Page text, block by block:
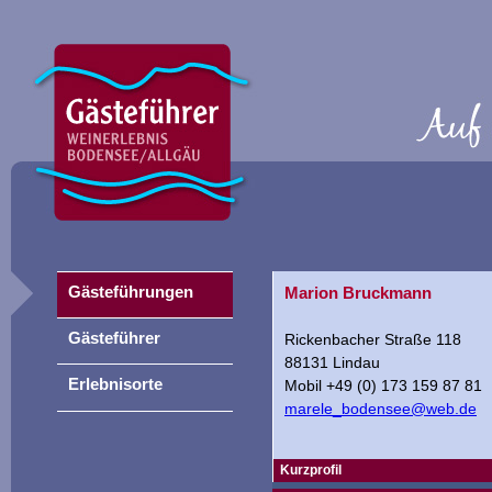
Marion Bruckmann
Rickenbacher Straße 118
88131 Lindau
Mobil +49 (0) 173 159 87 81
marele_bodensee@web.de
Kurzprofil
Gästeführungen
Gästeführer
Erlebnisorte